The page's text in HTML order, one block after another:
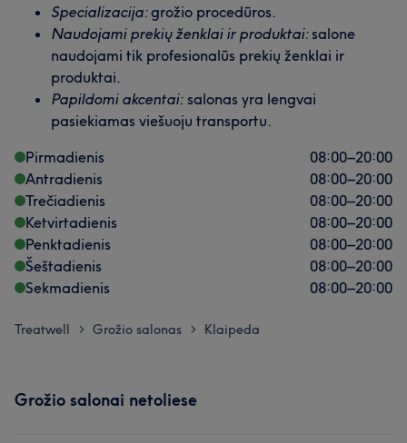
Specializacija:grožio procedūros.
Naudojami prekių ženklai ir produktai: salone
naudojami tik profesionalūs prekių ženklai ir
produktai.
Papildomi akcentai: salonas yra lengvai
pasiekiamas viešuoju transportu.
Pirmadienis
08:00–20:00
Antradienis
08:00–20:00
Trečiadienis
08:00–20:00
Ketvirtadienis
08:00–20:00
Penktadienis
08:00–20:00
Šeštadienis
08:00–20:00
Sekmadienis
08:00–20:00
Treatwell > Grožio salonas > Klaipeda
Grožio salonai netoliese